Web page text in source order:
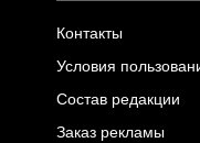
Контакты
Условия
Состав редакции
Заказ рекламы